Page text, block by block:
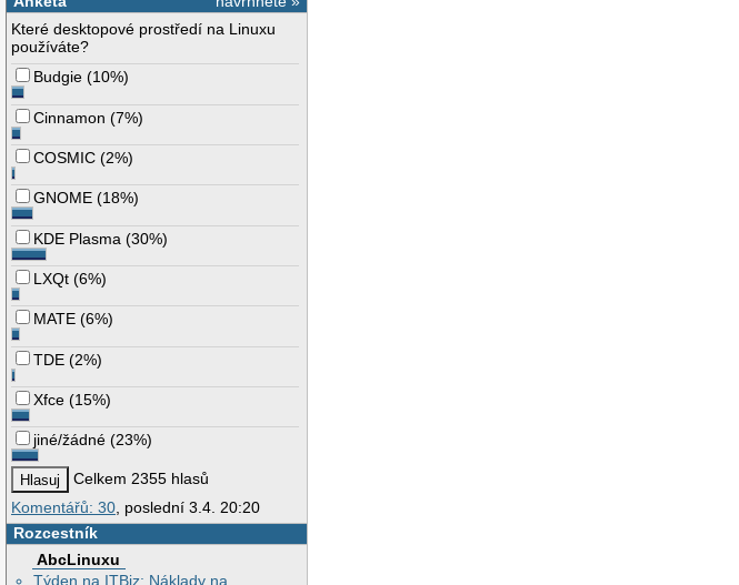
Které desktopové prostředí na Linuxu
používáte?
Budgie (10%)
Cinnamon (7%)
COSMIC (2%)
GNOME (18%)
KDE Plasma (30%)
LXQt (6%)
MATE (6%)
TDE (2%)
Xfce (15%)
jiné/žádné (23%)
Celkem 2355 hlasů
Komentářů: 30 , poslední 3.4. 20:20
Rozcestník
AbcLinuxu
Týden na ITBiz: Náklady na